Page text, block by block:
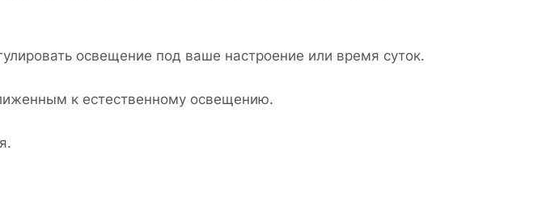
освещение под ваше настроение или время суток.
к естественному освещению.